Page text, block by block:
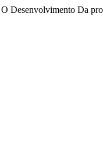
Desenvolvimento Da